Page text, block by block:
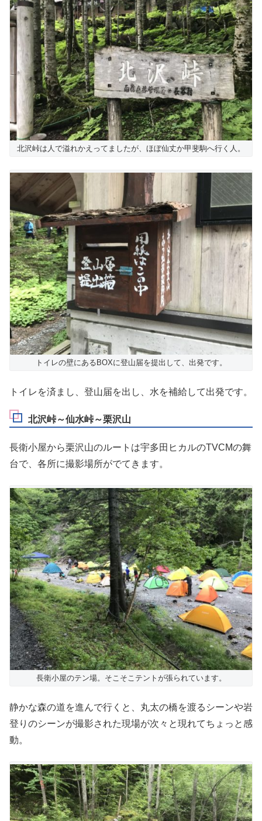
北沢峠は人で溢れかえってましたが、ほぼ仙丈か甲斐駒へ行く人。
トイレの壁にあるBOXに登山届を提出して、出発です。
トイレを済まし、登山届を出し、水を補給して出発です。
北沢峠～仙水峠～栗沢山
長衛小屋から栗沢山のルートは宇多田ヒカルのTVCMの舞
台で、各所に撮影場所がでてきます。
長衛小屋のテン場。そこそこテントが張られています。
静かな森の道を進んで行くと、丸太の橋を渡るシーンや岩
登りのシーンが撮影された現場が次々と現れてちょっと感
動。